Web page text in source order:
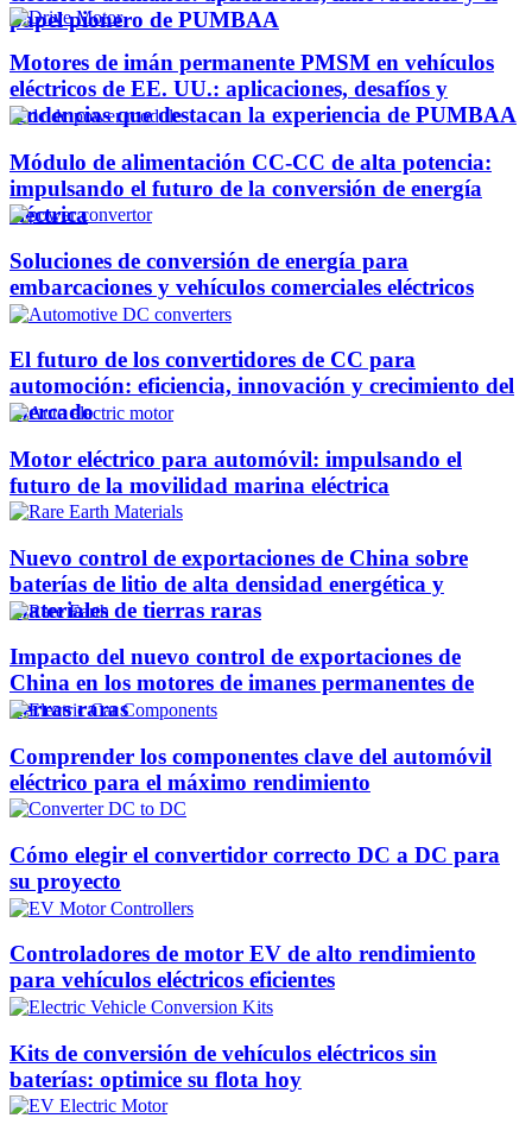
papel pionero de PUMBAA
Motores de imán permanente PMSM en vehículos
eléctricos de EE. UU.: aplicaciones, desafíos y
tendencias que destacan la experiencia de PUMBAA
Módulo de alimentación CC-CC de alta potencia:
impulsando el futuro de la conversión de energía
eléctrica
Soluciones de conversión de energía para
embarcaciones y vehículos comerciales eléctricos
El futuro de los convertidores de CC para
automoción: eficiencia, innovación y crecimiento del
mercado
Motor eléctrico para automóvil: impulsando el
futuro de la movilidad marina eléctrica
Nuevo control de exportaciones de China sobre
baterías de litio de alta densidad energética y
materiales de tierras raras
Impacto del nuevo control de exportaciones de
China en los motores de imanes permanentes de
tierras raras
Comprender los componentes clave del automóvil
eléctrico para el máximo rendimiento
Cómo elegir el convertidor correcto DC a DC para
su proyecto
Controladores de motor EV de alto rendimiento
para vehículos eléctricos eficientes
Kits de conversión de vehículos eléctricos sin
baterías: optimice su flota hoy